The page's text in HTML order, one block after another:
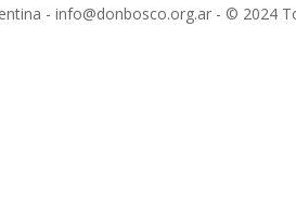
- info@donbosco.org.ar - © 2024